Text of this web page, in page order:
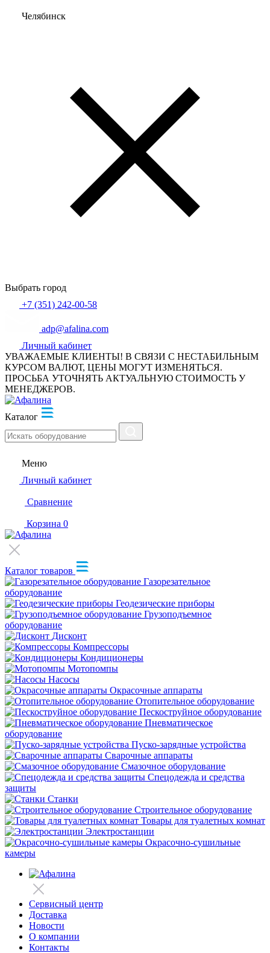
Челябинск
Выбрать город
+7 (351) 242-00-58
adp@afalina.com
Личный кабинет
УВАЖАЕМЫЕ КЛИЕНТЫ! В СВЯЗИ С НЕСТАБИЛЬНЫМ
КУРСОМ ВАЛЮТ, ЦЕНЫ МОГУТ ИЗМЕНЯТЬСЯ.
ПРОСЬБА УТОЧНЯТЬ АКТУАЛЬНУЮ СТОИМОСТЬ У
МЕНЕДЖЕРОВ.
Каталог
Меню
Личный кабинет
Сравнение
Корзина 0
Каталог товаров
Газорезательное
оборудование
Геодезические приборы
Грузоподъемное
оборудование
Дисконт
Компрессоры
Кондиционеры
Мотопомпы
Насосы
Окрасочные аппараты
Отопительное оборудование
Пескоструйное оборудование
Пневматическое
оборудование
Пуско-зарядные устройства
Сварочные аппараты
Смазочное оборудование
Спецодежда и средства
защиты
Станки
Строительное оборудование
Товары для туалетных комнат
Электростанции
Окрасочно-сушильные
камеры
Сервисный центр
Доставка
Новости
О компании
Контакты